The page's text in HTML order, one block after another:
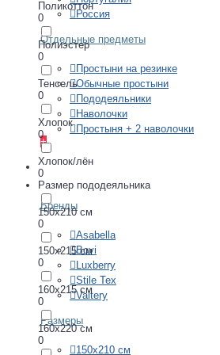
Россия
Отдельные предметы
Простыни на резинке
Обычные простыни
Пододеяльники
Наволочки
Простыня + 2 наволочки
+
ПОКРЫВАЛА
Бренды
Asabella
Bovi
Luxberry
Stile Tex
Valtery
Размеры
150х210 см
Поликоттон
0
Полиэстер
0
Тенсель
0
Хлопок
0
Хлопок/лён
0
Размер пододеяльника
150х210 см
0
150х215 см
0
160х215 см
0
160х220 см
0